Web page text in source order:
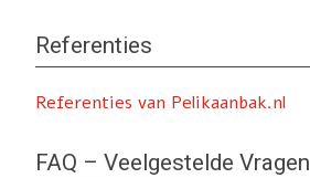
Referenties
Referenties van Pelikaanbak.nl
FAQ – Veelgestelde Vragen